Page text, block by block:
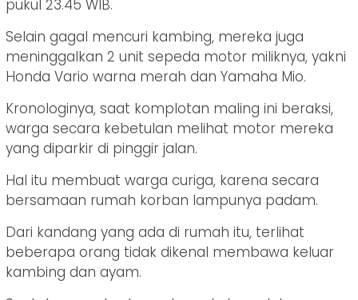
pukul 23.45 WIB.
Selain gagal mencuri kambing, mereka juga
meninggalkan 2 unit sepeda motor miliknya, yakni
Honda Vario warna merah dan Yamaha Mio.
Kronologinya, saat komplotan maling ini beraksi,
warga secara kebetulan melihat motor mereka
yang diparkir di pinggir jalan.
Hal itu membuat warga curiga, karena secara
bersamaan rumah korban lampunya padam.
Dari kandang yang ada di rumah itu, terlihat
beberapa orang tidak dikenal membawa keluar
kambing dan ayam.